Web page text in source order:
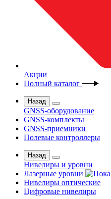
Акции
Полный каталог
Назад
GNSS-оборудование
GNSS-комплекты
GNSS-приемники
Полевые контроллеры
Назад
Нивелиры и уровни
Лазерные уровни
Нивелиры оптические
Цифровые нивелиры